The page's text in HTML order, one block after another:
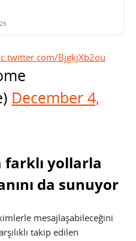
BjgkjXb2ou
December 4,
yollarla
da sunuyor
mesajlaşabileceğini
takip edilen